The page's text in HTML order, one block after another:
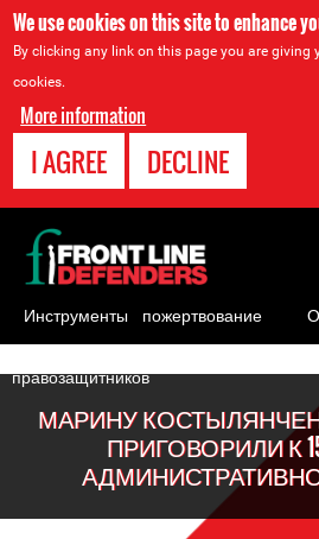
We use cookies on this site to enhance
By clicking any link on this page you are giving
cookies.
More information
I AGREE DECLINE
to
МАРИНУ
ПРИГОВОРИЛИ К
Back
to
top
Инструменты
для
правозащитников
пожертвование